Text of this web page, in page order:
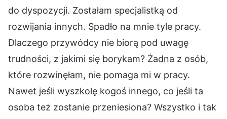
do dyspozycji. Zostałam specjalistką od
rozwijania innych. Spadło na mnie tyle pracy.
Dlaczego przywódcy nie biorą pod uwagę
trudności, z jakimi się borykam? Żadna z osób,
które rozwinęłam, nie pomaga mi w pracy.
Nawet jeśli wyszkolę kogoś innego, co jeśli ta
osoba też zostanie przeniesiona? Wszystko i tak